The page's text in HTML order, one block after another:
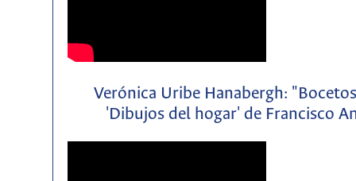
Verónica Uribe Hanabergh:
'Dibujos del hogar' de Francisco